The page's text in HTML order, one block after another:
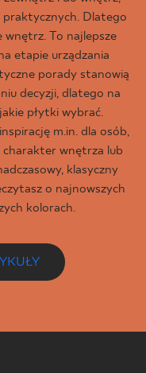
Dlatego
To najlepsze
etapie urządzania
porady stanowią
decyzji, dlatego na
płytki wybrać.
m.in. dla osób,
wnętrza lub
klasyczny
o najnowszych
kolorach.